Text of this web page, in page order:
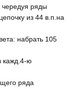
чередуя ряды
из 44 в.п.на
набрать 105
кажд.4-ю
ряда